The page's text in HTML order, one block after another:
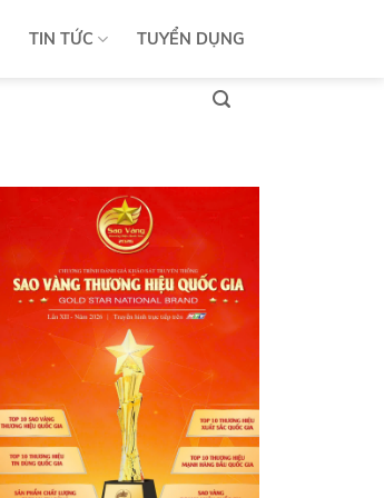
TIN TỨC TUYỂN DỤNG